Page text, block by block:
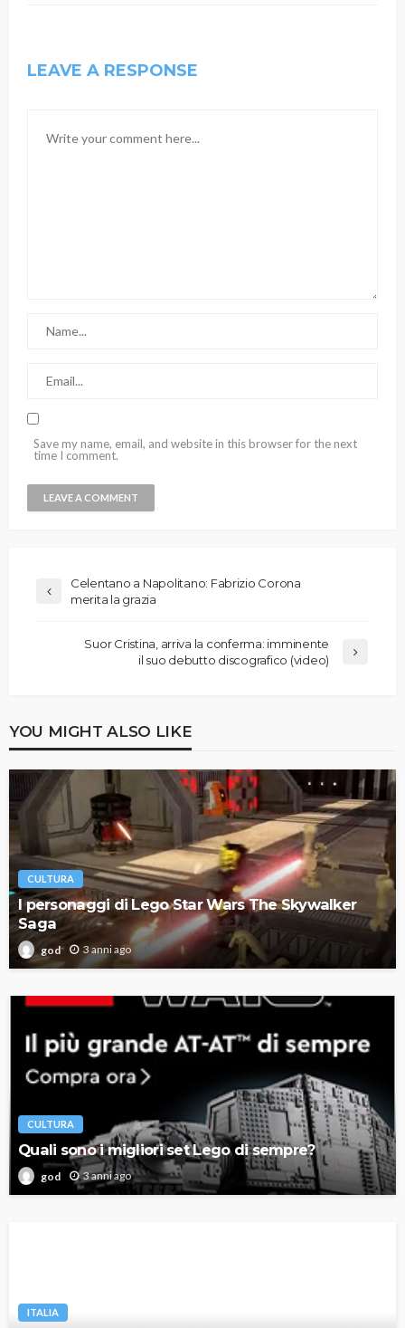
LEAVE A RESPONSE
Save my name, email, and website in this browser for the next
time I comment.
Celentano a Napolitano: Fabrizio Corona
merita la grazia
Suor Cristina, arriva la conferma: imminente
il suo debutto discografico (video)
YOU MIGHT ALSO LIKE
CULTURA
I personaggi di Lego Star Wars The Skywalker
Saga
god 3 anni ago
CULTURA
Quali sono i migliori set Lego di sempre?
god 3 anni ago
ITALIA